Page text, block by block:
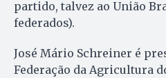
partido, talvez ao União
federados).
José Mário Schreiner é
Federação da Agricultura